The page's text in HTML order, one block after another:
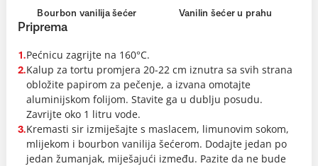
Bourbon vanilija šećer Vanilin šećer u prahu
Priprema
1.Pećnicu zagrijte na 160°C.
2.Kalup za tortu promjera 20-22 cm iznutra sa svih strana
obložite papirom za pečenje, a izvana omotajte
aluminijskom folijom. Stavite ga u dublju posudu.
Zavrijte oko 1 litru vode.
3.Kremasti sir izmiješajte s maslacem, limunovim sokom,
mlijekom i bourbon vanilija šećerom. Dodajte jedan po
jedan žumanjak, miješajući između. Pazite da ne bude